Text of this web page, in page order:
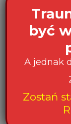
być
A jednak
Zostań